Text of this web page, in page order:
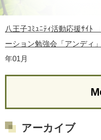
八王子ｺﾐｭﾆﾃｨ活動応援ｻｲﾄ
ーション勉強会「アンディ」
年01月
アーカイブ